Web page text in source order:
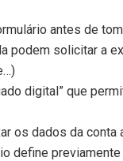
antes de
podem solicitar a
digital” que
os dados da conta
define